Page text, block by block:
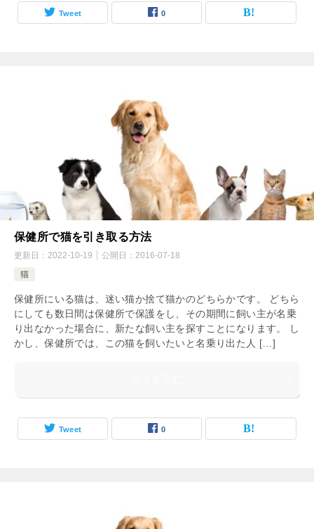
Tweet 0
保健所で猫を引き取る方法
更新日： 2022-10-19 公開日： 2016-07-18
猫
保健所にいる猫は、迷い猫か捨て猫かのどちらかです。 どちら
にしても数日間は保健所で保護をし、その期間に飼い主が名乗
り出なかった場合に、新たな飼い主を探すことになります。 し
かし、保健所では、この猫を飼いたいと名乗り出た人 […]
Tweet 0